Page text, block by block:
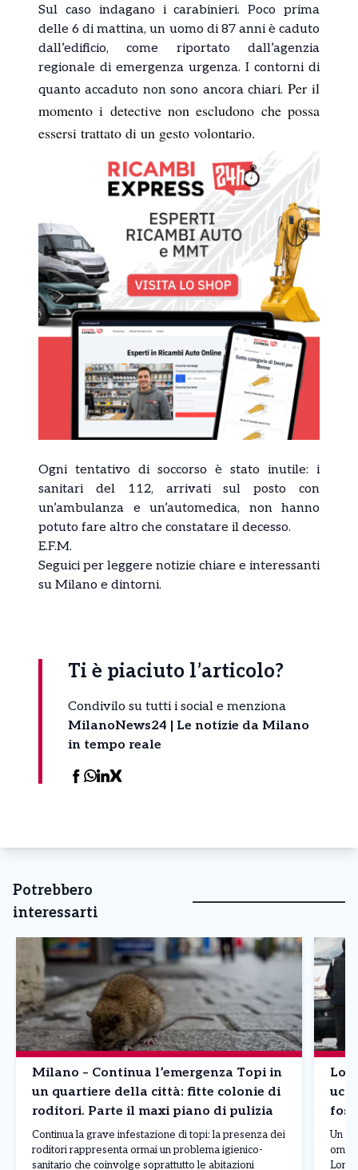
Sul caso indagano i carabinieri. Poco prima
delle 6 di mattina, un uomo di 87 anni è caduto
dall’edificio, come riportato dall’agenzia
regionale di emergenza urgenza. I contorni di
quanto accaduto non sono ancora chiari. Per il
momento i detective non escludono che possa
essersi trattato di un gesto volontario.
Ogni tentativo di soccorso è stato inutile: i
sanitari del 112, arrivati sul posto con
un’ambulanza e un’automedica, non hanno
potuto fare altro che constatare il decesso.
E.F.M.
Seguici per leggere notizie chiare e interessanti
su Milano e dintorni.
Ti è piaciuto l’articolo?
Condivilo su tutti i social e menziona
MilanoNews24 | Le notizie da Milano
in tempo reale
Potrebbero
interessarti
Milano – Continua l’emergenza Topi in
un quartiere della città: fitte colonie di
roditori. Parte il maxi piano di pulizia
Continua la grave infestazione di topi: la presenza dei
roditori rappresenta ormai un problema igienico-
sanitario che coinvolge soprattutto le abitazioni
Un